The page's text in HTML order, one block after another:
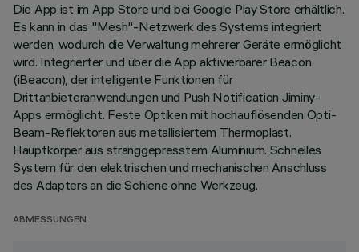
Die App ist im App Store und bei Google Play Store erhältlich.
Es kann in das "Mesh"-Netzwerk des Systems integriert
werden, wodurch die Verwaltung mehrerer Geräte ermöglicht
wird. Integrierter und über die App aktivierbarer Beacon
(iBeacon), der intelligente Funktionen für
Drittanbieteranwendungen und Push Notification Jiminy-
Apps ermöglicht. Feste Optiken mit hochauflösenden Opti-
Beam-Reflektoren aus metallisiertem Thermoplast.
Hauptkörper aus stranggepresstem Aluminium. Schnelles
System für den elektrischen und mechanischen Anschluss
des Adapters an die Schiene ohne Werkzeug.
ABMESSUNGEN